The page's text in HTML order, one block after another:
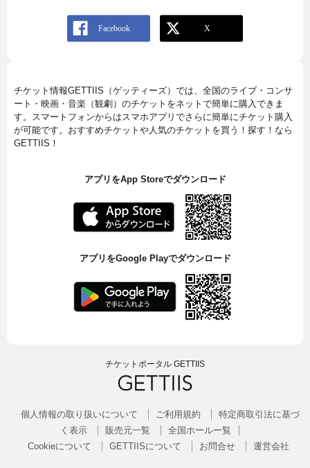
チケット情報GETTIIS（ゲッティーズ）では、全国のライブ・コンサ
ート・映画・音楽（観劇）のチケットをネットで簡単に購入できま
す。スマートフォンからはスマホアプリでさらに簡単にチケット購入
が可能です。おすすめチケットや人気のチケットを買う！探す！なら
GETTIIS！
アプリをApp Storeでダウンロード
アプリをGoogle Playでダウンロード
チケットポータル GETTIIS
個人情報の取り扱いについて ご利用規約
特定商取引法に基づ
く表示
販売元一覧
全国ホールー覧
Cookieについて
GETTIISについて お問合せ 運営会社